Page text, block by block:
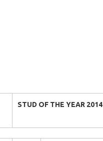
STUD OF THE YEAR 2014